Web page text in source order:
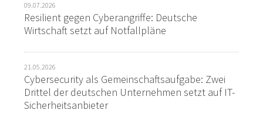
09.07.2026
Resilient gegen Cyberangriffe: Deutsche
Wirtschaft setzt auf Notfallpläne
21.05.2026
Cybersecurity als Gemeinschaftsaufgabe: Zwei
Drittel der deutschen Unternehmen setzt auf IT-
Sicherheitsanbieter